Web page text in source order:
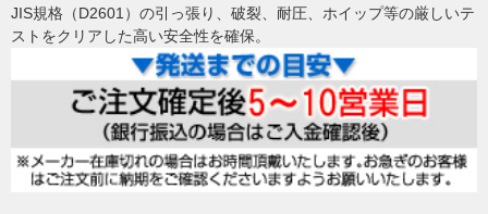
JIS規格（D2601）の引っ張り、破裂、耐圧、ホイップ等の厳しいテ
ストをクリアした高い安全性を確保。